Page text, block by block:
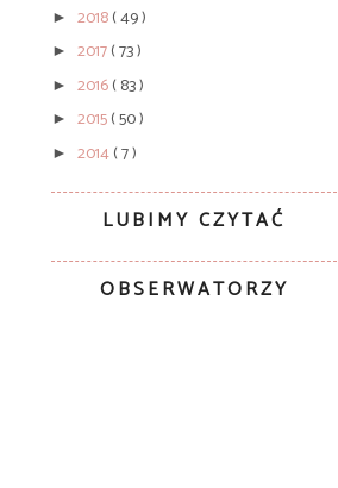
► 2018( 49 )
► 2017( 73 )
► 2016( 83 )
► 2015( 50 )
► 2014( 7 )
LUBIMY CZYTAĆ
OBSERWATORZY